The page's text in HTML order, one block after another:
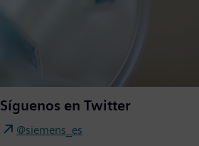
Síguenos en Twitter
@siemens_es